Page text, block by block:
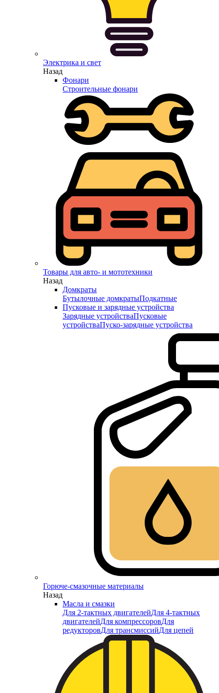
Электрика и свет
Назад
Фонари
Строительные фонари
Товары для авто- и мототехники
Назад
Домкраты
Бутылочные домкратыПодкатные
Пусковые и зарядные устройства
Зарядные устройстваПусковые
устройстваПуско-зарядные устройства
Горюче-смазочные материалы
Назад
Масла и смазки
Для 2-тактных двигателейДля 4-тактных
двигателейДля компрессоровДля
редукторовДля трансмиссийДля цепей